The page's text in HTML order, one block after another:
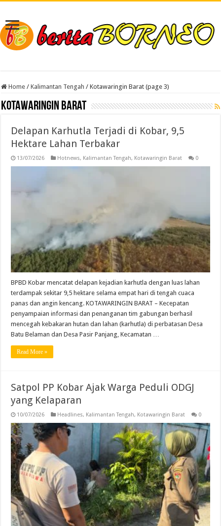
Home / Kalimantan Tengah / Kotawaringin Barat (page 3)
Kotawaringin Barat
Delapan Karhutla Terjadi di Kobar, 9,5
Hektare Lahan Terbakar
13/07/2026 Hotnews, Kalimantan Tengah, Kotawaringin Barat 0
BPBD Kobar mencatat delapan kejadian karhutla dengan luas lahan
terdampak sekitar 9,5 hektare selama empat hari di tengah cuaca
panas dan angin kencang. KOTAWARINGIN BARAT – Kecepatan
penyampaian informasi dan penanganan tim gabungan berhasil
mencegah kebakaran hutan dan lahan (karhutla) di perbatasan Desa
Batu Belaman dan Desa Pasir Panjang, Kecamatan …
Read More »
Satpol PP Kobar Ajak Warga Peduli ODGJ
yang Kelaparan
10/07/2026 Headlines, Kalimantan Tengah, Kotawaringin Barat 0